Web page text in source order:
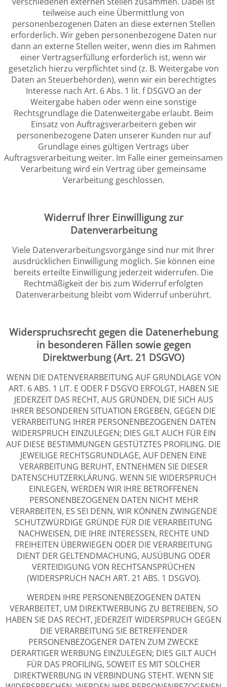
teilweise auch eine Übermittlung von
personenbezogenen Daten an diese externen Stellen
erforderlich. Wir geben personenbezogene Daten nur
dann an externe Stellen weiter, wenn dies im Rahmen
einer Vertragserfüllung erforderlich ist, wenn wir
gesetzlich hierzu verpflichtet sind (z. B. Weitergabe von
Daten an Steuerbehörden), wenn wir ein berechtigtes
Interesse nach Art. 6 Abs. 1 lit. f DSGVO an der
Weitergabe haben oder wenn eine sonstige
Rechtsgrundlage die Datenweitergabe erlaubt. Beim
Einsatz von Auftragsverarbeitern geben wir
personenbezogene Daten unserer Kunden nur auf
Grundlage eines gültigen Vertrags über
Auftragsverarbeitung weiter. Im Falle einer gemeinsamen
Verarbeitung wird ein Vertrag über gemeinsame
Verarbeitung geschlossen.
Widerruf Ihrer Einwilligung zur
Datenverarbeitung
Viele Datenverarbeitungsvorgänge sind nur mit Ihrer
ausdrücklichen Einwilligung möglich. Sie können eine
bereits erteilte Einwilligung jederzeit widerrufen. Die
Rechtmäßigkeit der bis zum Widerruf erfolgten
Datenverarbeitung bleibt vom Widerruf unberührt.
Widerspruchsrecht gegen die Datenerhebung
in besonderen Fällen sowie gegen
Direktwerbung (Art. 21 DSGVO)
WENN DIE DATENVERARBEITUNG AUF GRUNDLAGE VON
ART. 6 ABS. 1 LIT. E ODER F DSGVO ERFOLGT, HABEN SIE
JEDERZEIT DAS RECHT, AUS GRÜNDEN, DIE SICH AUS
IHRER BESONDEREN SITUATION ERGEBEN, GEGEN DIE
VERARBEITUNG IHRER PERSONENBEZOGENEN DATEN
WIDERSPRUCH EINZULEGEN; DIES GILT AUCH FÜR EIN
AUF DIESE BESTIMMUNGEN GESTÜTZTES PROFILING. DIE
JEWEILIGE RECHTSGRUNDLAGE, AUF DENEN EINE
VERARBEITUNG BERUHT, ENTNEHMEN SIE DIESER
DATENSCHUTZERKLÄRUNG. WENN SIE WIDERSPRUCH
EINLEGEN, WERDEN WIR IHRE BETROFFENEN
PERSONENBEZOGENEN DATEN NICHT MEHR
VERARBEITEN, ES SEI DENN, WIR KÖNNEN ZWINGENDE
SCHUTZWÜRDIGE GRÜNDE FÜR DIE VERARBEITUNG
NACHWEISEN, DIE IHRE INTERESSEN, RECHTE UND
FREIHEITEN ÜBERWIEGEN ODER DIE VERARBEITUNG
DIENT DER GELTENDMACHUNG, AUSÜBUNG ODER
VERTEIDIGUNG VON RECHTSANSPRÜCHEN
(WIDERSPRUCH NACH ART. 21 ABS. 1 DSGVO).
WERDEN IHRE PERSONENBEZOGENEN DATEN
VERARBEITET, UM DIREKTWERBUNG ZU BETREIBEN, SO
HABEN SIE DAS RECHT, JEDERZEIT WIDERSPRUCH GEGEN
DIE VERARBEITUNG SIE BETREFFENDER
PERSONENBEZOGENER DATEN ZUM ZWECKE
DERARTIGER WERBUNG EINZULEGEN; DIES GILT AUCH
FÜR DAS PROFILING, SOWEIT ES MIT SOLCHER
DIREKTWERBUNG IN VERBINDUNG STEHT. WENN SIE